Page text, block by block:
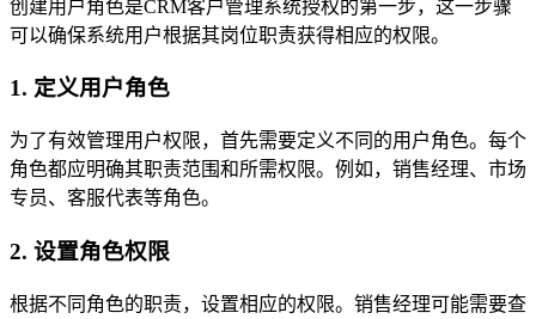
创建用户角色是CRM客户管理系统授权的第一步，这一步骤
可以确保系统用户根据其岗位职责获得相应的权限。
1. 定义用户角色
为了有效管理用户权限，首先需要定义不同的用户角色。每个
角色都应明确其职责范围和所需权限。例如，销售经理、市场
专员、客服代表等角色。
2. 设置角色权限
根据不同角色的职责，设置相应的权限。销售经理可能需要查